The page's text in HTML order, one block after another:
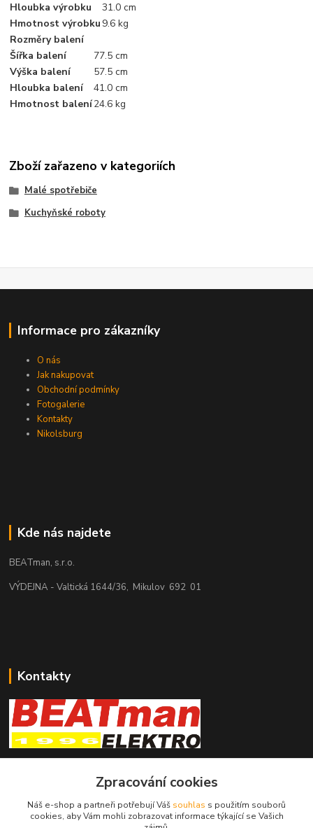
Hloubka výrobku
31.0 cm
Hmotnost výrobku 9.6 kg
Rozměry balení
Šířka balení
77.5 cm
Výška balení
57.5 cm
Hloubka balení
41.0 cm
Hmotnost balení24.6 kg
Zboží zařazeno v kategoriích
Malé spotřebiče
Kuchyňské roboty
Informace pro zákazníky
O nás
Jak nakupovat
Obchodní podmínky
Fotogalerie
Kontakty
Nikolsburg
Kde nás najdete
BEATman, s.r.o.
VÝDEJNA - Valtická 1644/36, Mikulov 692 01
Kontakty
elektro@beatman.cz
Zpracování cookies
Náš e-shop a partneři potřebují Váš souhlas s použitím souborů
cookies, aby Vám mohli zobrazovat informace týkající se Vašich